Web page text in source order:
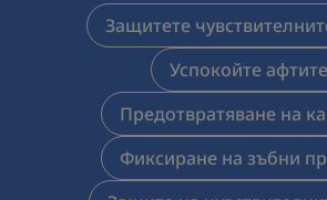
Защитете
Успокойте афтите
Предотвратяване на
Фиксиране на зъбни